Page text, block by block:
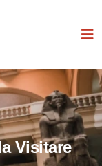
Visitare